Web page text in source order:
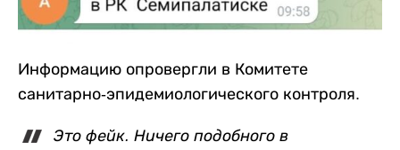
Информацию опровергли в Комитете
санитарно-эпидемиологического контроля.
Это фейк. Ничего подобного в